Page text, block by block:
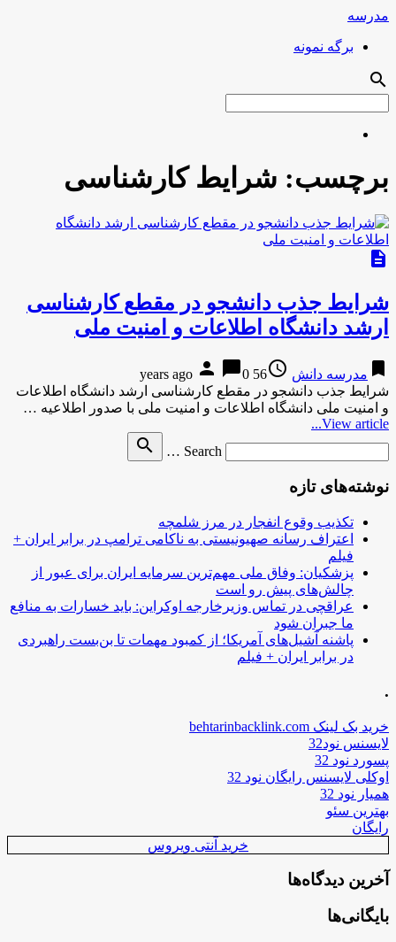
مدرسه
برگه نمونه
search
برچسب: شرایط کارشناسی
description
شرایط جذب دانشجو در مقطع کارشناسی
ارشد دانشگاه اطلاعات و امنیت ملی
bookmark مدرسه دانش access_time
56 years ago
person chat_bubble0
شرایط جذب دانشجو در مقطع کارشناسی ارشد دانشگاه اطلاعات
و امنیت ملی دانشگاه اطلاعات و امنیت ملی با صدور اطلاعیه …
View article...
Search …
search
نوشته‌های تازه
تکذیب وقوع انفجار در مرز شلمچه
اعتراف رسانه صهیونیستی به ناکامی ترامپ در برابر ایران +
فیلم
پزشکیان: وفاق ملی مهم‌ترین سرمایه ایران برای عبور از
چالش‌های پیش رو است
عراقچی در تماس وزیرخارجه اوکراین: باید خسارات به منافع
ما جبران شود
پاشنه آشیل‌های آمریکا؛ از کمبود مهمات تا بن‌بست راهبردی
در برابر ایران + فیلم
.
خرید بک لینک behtarinbacklink.com
لایسنس نود32
پسورد نود 32
اوکلی لایسنس رایگان نود 32
همیار نود 32
بهترین سئو
رایگان
خرید آنتی ویروس
آخرین دیدگاه‌ها
بایگانی‌ها